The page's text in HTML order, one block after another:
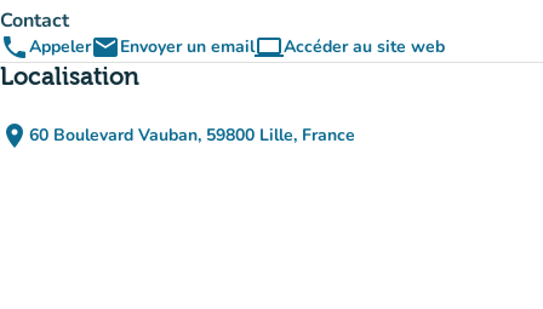
Contact
phoneAppeleremailEnvoyer un emailcomputerAccéder au site web
(nouvel onglet)
Localisation
place 60 Boulevard Vauban, 59800 Lille, France
(ouvrir dans Google Maps)
(nouvel onglet)